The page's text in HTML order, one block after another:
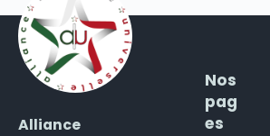
Alliance
Nos
pag
es